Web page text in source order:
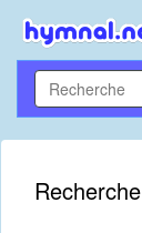
Recherche